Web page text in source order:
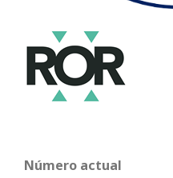
Número actual